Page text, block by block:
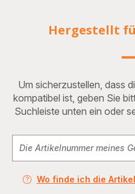
Hergestellt
Um sicherzustellen, dass
kompatibel ist, geben Sie
Suchleiste unten ein oder
Wo finde ich die